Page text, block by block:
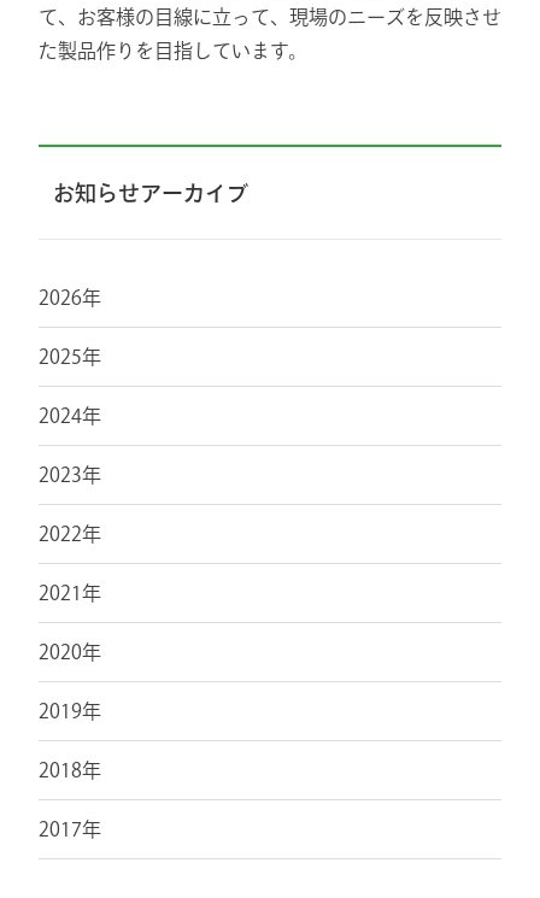
て、お客様の目線に立って、現場のニーズを反映させ
た製品作りを目指しています。
お知らせアーカイブ
2026年
2025年
2024年
2023年
2022年
2021年
2020年
2019年
2018年
2017年